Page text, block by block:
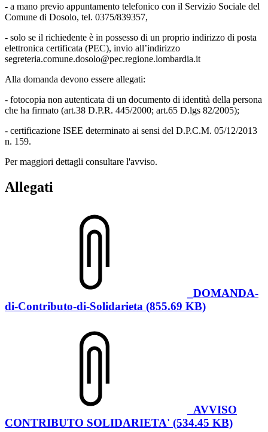
- a mano previo appuntamento telefonico con il Servizio Sociale del
Comune di Dosolo, tel. 0375/839357,
- solo se il richiedente è in possesso di un proprio indirizzo di posta
elettronica certificata (PEC), invio all’indirizzo
segreteria.comune.dosolo@pec.regione.lombardia.it
Alla domanda devono essere allegati:
- fotocopia non autenticata di un documento di identità della persona
che ha firmato (art.38 D.P.R. 445/2000; art.65 D.lgs 82/2005);
- certificazione ISEE determinato ai sensi del D.P.C.M. 05/12/2013
n. 159.
Per maggiori dettagli consultare l'avviso.
Allegati
_DOMANDA-
di-Contributo-di-Solidarieta (855.69 KB)
_AVVISO
CONTRIBUTO SOLIDARIETA' (534.45 KB)